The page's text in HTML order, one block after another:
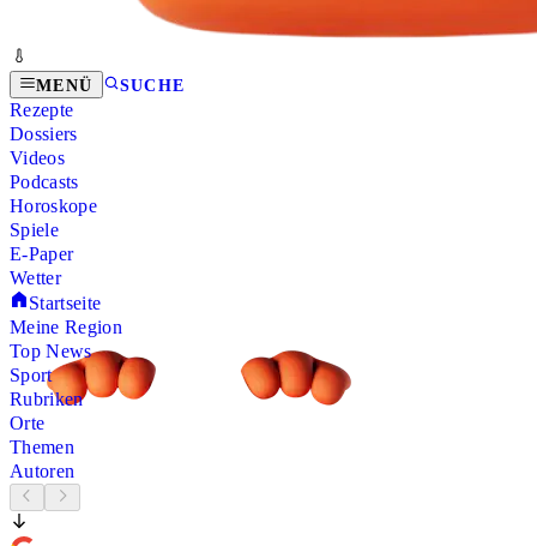
MENÜ SUCHE
Rezepte
Dossiers
Videos
Podcasts
Horoskope
Spiele
E-Paper
Wetter
Startseite
Meine Region
Top News
Sport
Rubriken
Orte
Themen
Autoren